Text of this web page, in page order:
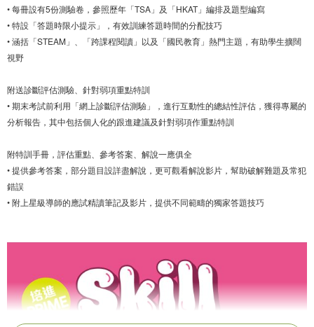
• 每冊設有5份測驗卷，參照歷年「TSA」及「HKAT」編排及題型編寫
• 特設「答題時限小提示」，有效訓練答題時間的分配技巧
• 涵括「STEAM」、「跨課程閱讀」以及「國民教育」熱門主題，有助學生擴闊
視野
附送診斷評估測驗、針對弱項重點特訓
• 期末考試前利用「網上診斷評估測驗」，進行互動性的總結性評估，獲得專屬的
分析報告，其中包括個人化的跟進建議及針對弱項作重點特訓
附特訓手冊，評估重點、參考答案、解說一應俱全
• 提供參考答案，部分題目設詳盡解說，更可觀看解說影片，幫助破解難題及常犯
錯誤
• 附上星級導師的應試精讀筆記及影片，提供不同範疇的獨家答題技巧